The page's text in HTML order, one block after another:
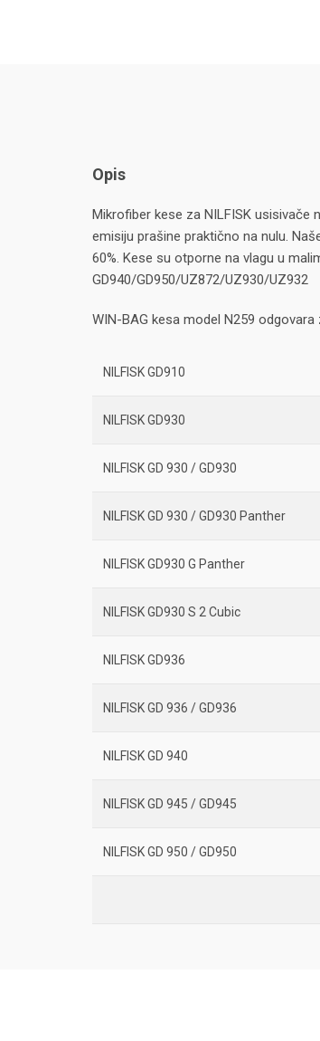
Opis
Mikrofiber kese za NILFISK usisivače
emisiju prašine praktično na nulu.
60%. Kese su otporne na vlagu u
GD940/GD950/UZ872/UZ930/UZ932
WIN-BAG kesa model N259
NILFISK GD910
NILFISK GD930
NILFISK GD 930 / GD930
NILFISK GD 930 / GD930 Panther
NILFISK GD930 G Panther
NILFISK GD930 S 2 Cubic
NILFISK GD936
NILFISK GD 936 / GD936
NILFISK GD 940
NILFISK GD 945 / GD945
NILFISK GD 950 / GD950